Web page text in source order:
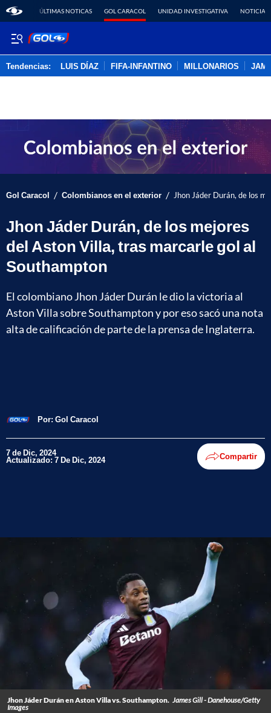
ÚLTIMAS NOTICAS GOL CARACOL UNIDAD INVESTIGATIVA NOTICIAS
Tendencias: LUIS DÍAZ FIFA-INFANTINO MILLONARIOS
Gol Caracol / Colombianos en el exterior / Jhon Jáder Durán, de los
Jhon Jáder Durán, de los mejores
del Aston Villa, tras marcarle gol al
Southampton
El colombiano Jhon Jáder Durán le dio la victoria al
Aston Villa sobre Southampton y por eso sacó una nota
alta de calificación de parte de la prensa de Inglaterra.
Por: Gol Caracol
7 de Dic, 2024
Actualizado: 7 De Dic, 2024 Compartir
Jhon Jáder Durán en Aston Villa vs. Southampton. James Gill - Danehouse/Getty
Images